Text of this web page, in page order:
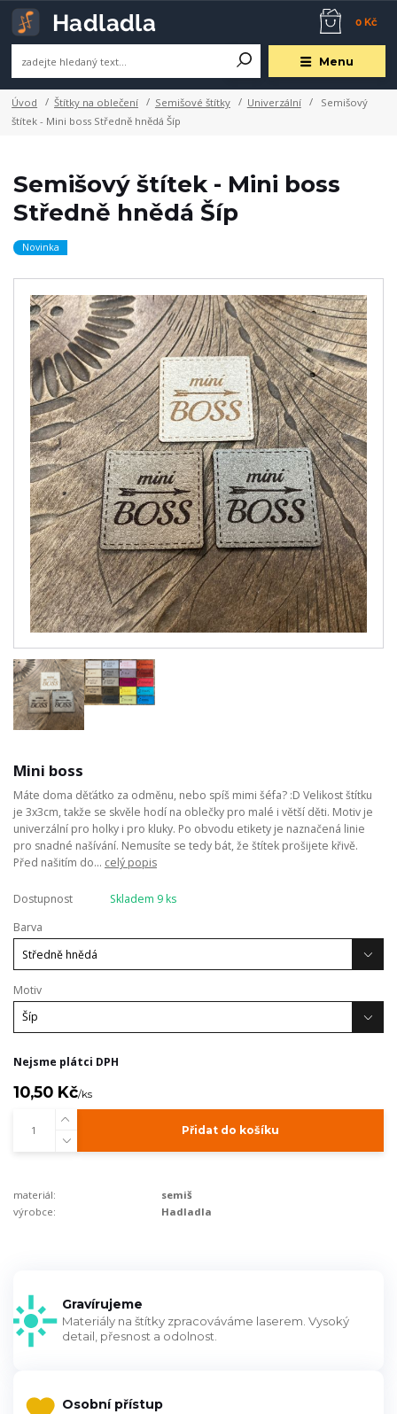
Menu
0 Kč
Úvod Štítky na oblečení Semišové štítky Univerzální
Semišový
štítek - Mini boss Středně hnědá Šíp
Semišový štítek - Mini boss
Středně hnědá Šíp
Novinka
Mini boss
Máte doma děťátko za odměnu, nebo spíš mimi šéfa? :D Velikost štítku
je 3x3cm, takže se skvěle hodí na oblečky pro malé i větší děti. Motiv je
univerzální pro holky i pro kluky. Po obvodu etikety je naznačená linie
pro snadné našívání. Nemusíte se tedy bát, že štítek prošijete křivě.
Před našitím do... celý popis
Dostupnost
Skladem 9 ks
Barva
Motiv
Nejsme plátci DPH
10,50 Kč/ks
Přidat do košíku
materiál:
semiš
výrobce:
Hadladla
Gravírujeme
Materiály na štítky zpracováváme laserem. Vysoký
detail, přesnost a odolnost.
Osobní přístup